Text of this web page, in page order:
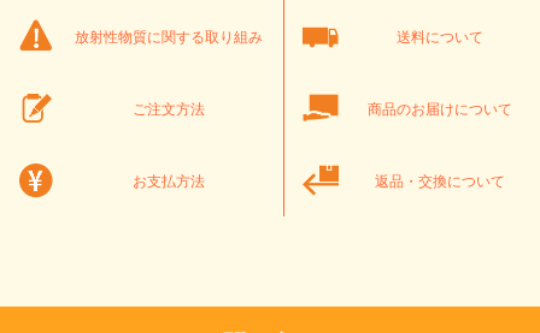
放射性物質に関する取り組み 送料について
ご注文方法 商品のお届けについて
お支払方法 返品・交換について